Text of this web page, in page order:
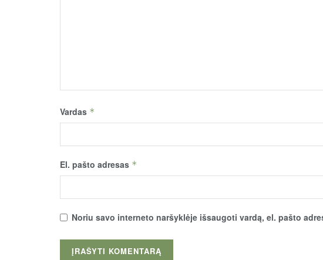
Vardas *
El. pašto adresas *
Noriu savo interneto naršyklėje išsaugoti vardą, el. pašto